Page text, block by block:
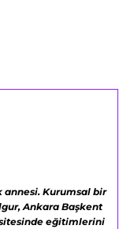
annesi. Kurumsal bir
Ankara Başkent
eğitimlerini